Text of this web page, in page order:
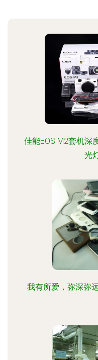
佳能EOS M2套机深
光
我有所爱，弥深弥